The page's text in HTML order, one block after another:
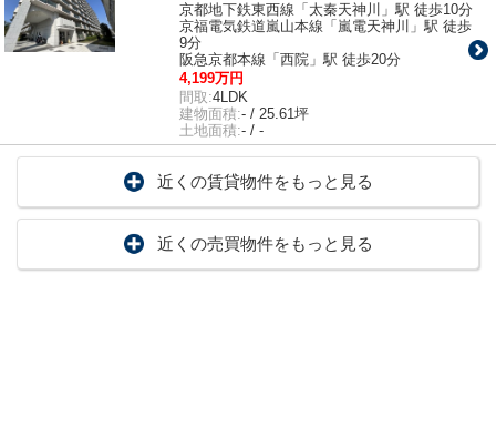
京都地下鉄東西線「太秦天神川」駅 徒歩10分
京福電気鉄道嵐山本線「嵐電天神川」駅 徒歩
9分
阪急京都本線「西院」駅 徒歩20分
4,199万円
間取:4LDK
建物面積:- / 25.61坪
土地面積:- / -
近くの賃貸物件をもっと見る
近くの売買物件をもっと見る